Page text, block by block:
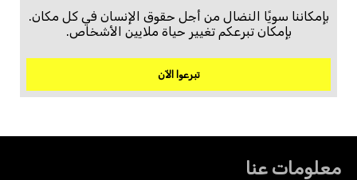
بإمكاننا سويًا النضال من أجل حقوق الإنسان في كل مكان.
بإمكان تبرعكم تغيير حياة ملايين الأشخاص.
تبرعوا الآن
معلومات عنا